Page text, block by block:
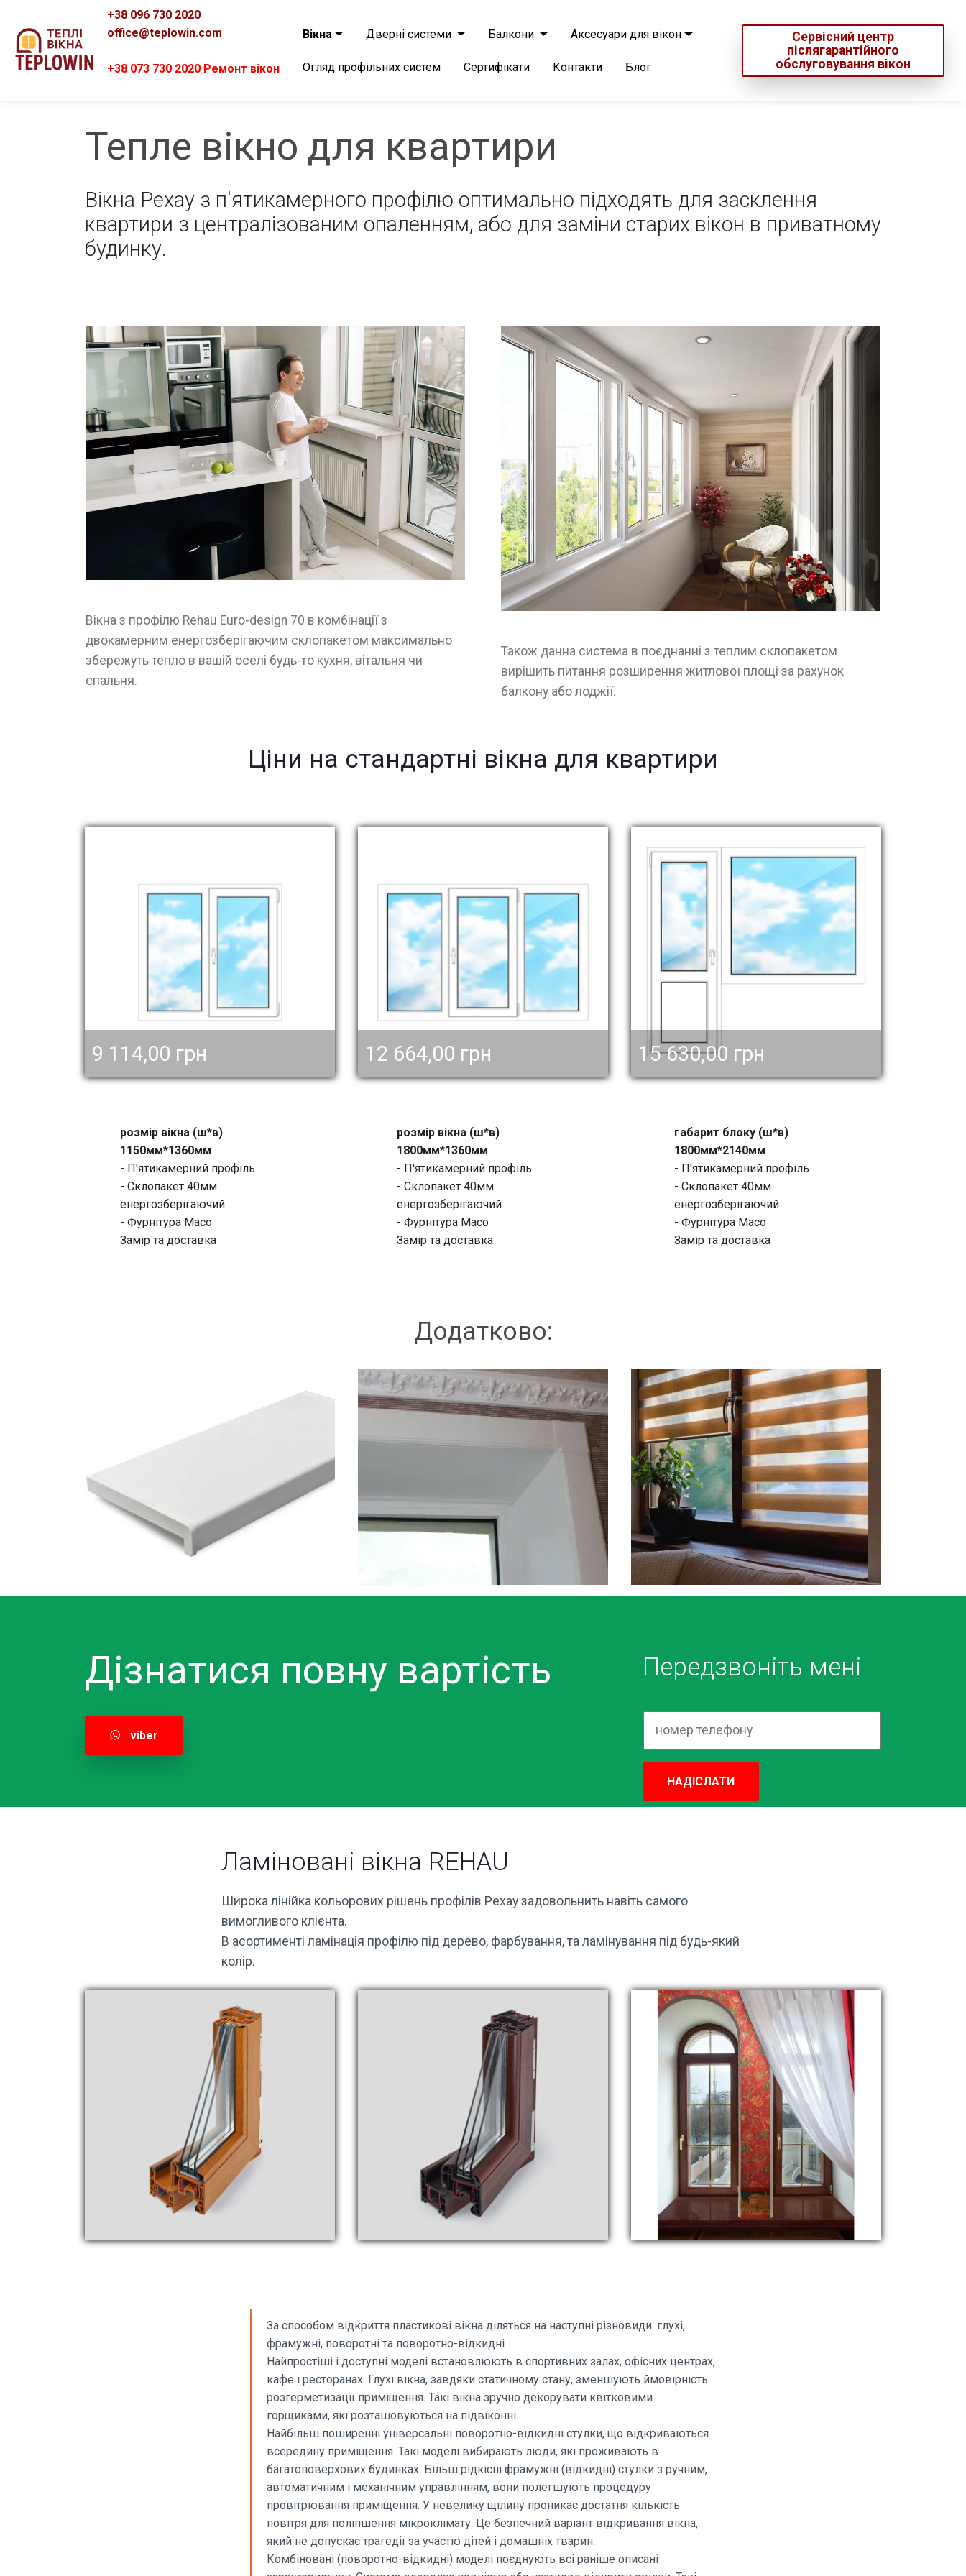
+38 096 730 2020
office@teplowin.com
+38 073 730 2020 Ремонт вікон
Вікна Дверні системи Балкони Аксесуари для вікон
Огляд профільних систем Сертифікати Контакти Блог
Сервісний центр
післягарантійного
обслуговування вікон
Тепле вікно для квартири
Вікна Рехау з п'ятикамерного профілю оптимально підходять для засклення
квартири з централізованим опаленням, або для заміни старих вікон в приватному
будинку.
Вікна з профілю Rehau Euro-design 70 в комбінації з
двокамерним енергозберігаючим склопакетом максимально
збережуть тепло в вашій оселі будь-то кухня, вітальня чи
спальня.
Також данна система в поєднанні з теплим склопакетом
вирішить питання розширення житлової площі за рахунок
балкону або лоджії.
Ціни на стандартні вікна для квартири
9 114,00 грн 12 664,00 грн 15 630,00 грн
розмір вікна (ш*в)
1150мм*1360мм
- П'ятикамерний профіль
- Склопакет 40мм
енергозберігаючий
- Фурнітура Масо
Замір та доставка
розмір вікна (ш*в)
1800мм*1360мм
- П'ятикамерний профіль
- Склопакет 40мм
енергозберігаючий
- Фурнітура Масо
Замір та доставка
габарит блоку (ш*в)
1800мм*2140мм
- П'ятикамерний профіль
- Склопакет 40мм
енергозберігаючий
- Фурнітура Масо
Замір та доставка
Додатково:
Дізнатися повну вартість
viber
Передзвоніть мені
НАДІСЛАТИ
Ламіновані вікна REHAU
Широка лінійка кольорових рішень профілів Рехау задовольнить навіть самого
вимогливого клієнта.
В асортименті ламінація профілю під дерево, фарбування, та ламінування під будь-який
колір.
За способом відкриття пластикові вікна діляться на наступні різновиди: глухі,
фрамужні, поворотні та поворотно-відкидні.
Найпростіші і доступні моделі встановлюють в спортивних залах, офісних центрах,
кафе і ресторанах. Глухі вікна, завдяки статичному стану, зменшують ймовірність
розгерметизації приміщення. Такі вікна зручно декорувати квітковими
горщиками, які розташовуються на підвіконні.
Найбільш поширенні універсальні поворотно-відкидні стулки, що відкриваються
всередину приміщення. Такі моделі вибирають люди, які проживають в
багатоповерхових будинках. Більш рідкісні фрамужні (відкидні) стулки з ручним,
автоматичним і механічним управлінням, вони полегшують процедуру
провітрювання приміщення. У невелику щілину проникає достатня кількість
повітря для поліпшення мікроклімату. Це безпечний варіант відкривання вікна,
який не допускає трагедії за участю дітей і домашніх тварин.
Комбіновані (поворотно-відкидні) моделі поєднують всі раніше описані